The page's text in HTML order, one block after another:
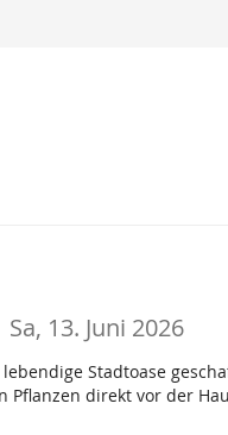
Sa, 13. Juni 2026
Stadtoase
direkt vor der